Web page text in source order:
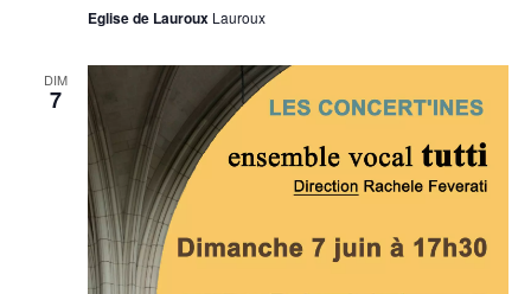
Eglise de Lauroux Lauroux
DIM
7